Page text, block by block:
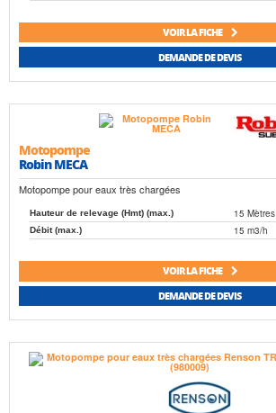
VOIR LA FICHE
DEMANDE DE DEVIS
Motopompe
Robin MECA
Motopompe pour eaux très chargées
Hauteur de relevage (Hmt) (max.) 15 Mètres
Débit (max.) 15 m3/h
VOIR LA FICHE
DEMANDE DE DEVIS